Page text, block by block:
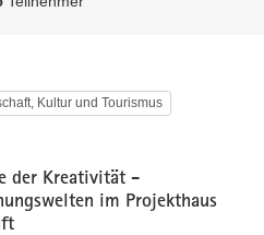
Kultur und Tourismus
der Kreativität -
im Projekthaus